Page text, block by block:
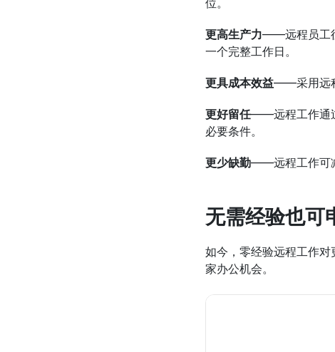
位。
更高生产力——远程员工
一个完整工作日。
更具成本效益——采用远
更好留任——远程工作通
必要条件。
更少缺勤——远程工作可
无需经验也可
如今，零经验远程工作
家办公机会。